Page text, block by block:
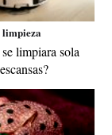
limpiara sola